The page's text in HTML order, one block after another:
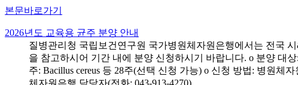
본문바로가기
2026년도 교육용 균주 분양 안내
질병관리청 국립보건연구원 국가병원체자원은행에서는 전국
을 참고하시어 기간 내에 분양 신청하시기 바랍니다. o 분양 대
주: Bacillus cereus 등 28주(선택 신청 가능) o 신청 방법: 병원
체자원은행 담당자(전화: 043-913-4270)